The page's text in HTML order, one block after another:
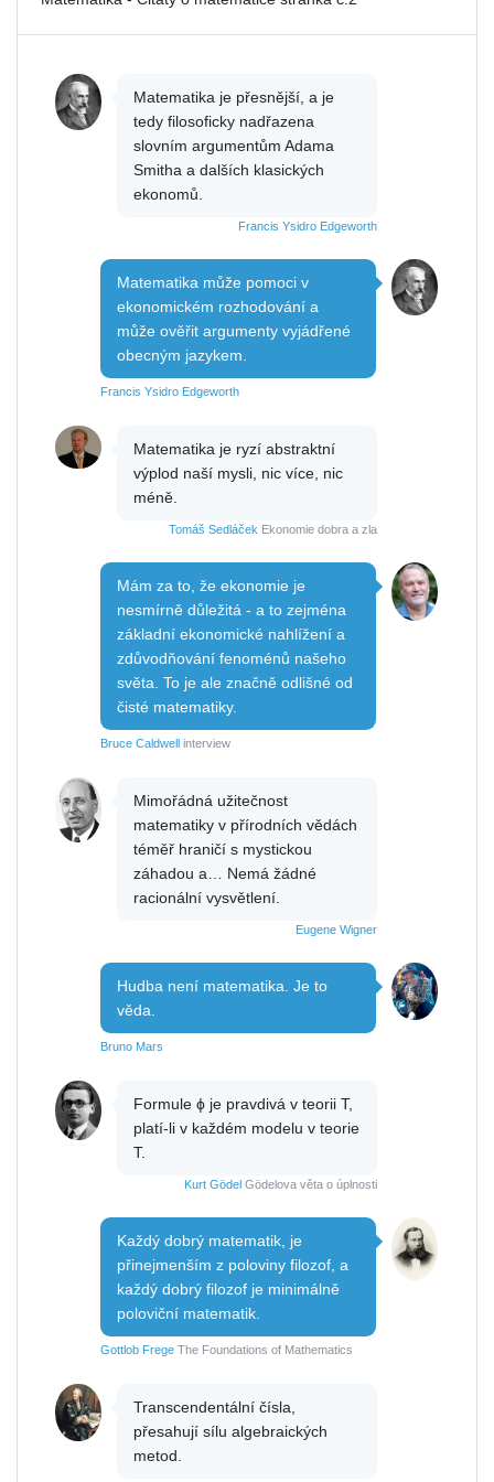
Matematika je přesnější, a je
tedy filosoficky nadřazena
slovním argumentům Adama
Smitha a dalších klasických
ekonomů.
Francis Ysidro Edgeworth
Matematika může pomoci v
ekonomickém rozhodování a
může ověřit argumenty vyjádřené
obecným jazykem.
Francis Ysidro Edgeworth
Matematika je ryzí abstraktní
výplod naší mysli, nic více, nic
méně.
Tomáš Sedláček Ekonomie dobra a zla
Mám za to, že ekonomie je
nesmírně důležitá - a to zejména
základní ekonomické nahlížení a
zdůvodňování fenoménů našeho
světa. To je ale značně odlišné od
čisté matematiky.
Bruce Caldwell interview
Mimořádná užitečnost
matematiky v přírodních vědách
téměř hraničí s mystickou
záhadou a… Nemá žádné
racionální vysvětlení.
Eugene Wigner
Hudba není matematika. Je to
věda.
Bruno Mars
Formule ϕ je pravdivá v teorii T,
platí-li v každém modelu v teorie
T.
Kurt Gödel Gödelova věta o úplnosti
Každý dobrý matematik, je
přinejmenším z poloviny filozof, a
každý dobrý filozof je minimálně
poloviční matematik.
Gottlob Frege The Foundations of Mathematics
Transcendentální čísla,
přesahují sílu algebraických
metod.